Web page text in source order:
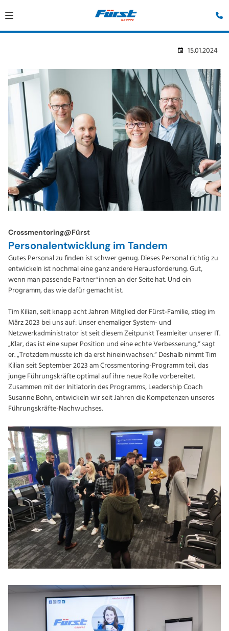
15.01.2024
Crossmentoring@Fürst
Personalentwicklung im Tandem
Gutes Personal zu finden ist schwer genug. Dieses Personal richtig zu
entwickeln ist nochmal eine ganz andere Herausforderung. Gut,
wenn man passende Partner*innen an der Seite hat. Und ein
Programm, das wie dafür gemacht ist.
Tim Kilian, seit knapp acht Jahren Mitglied der Fürst-Familie, stieg im
März 2023 bei uns auf: Unser ehemaliger System- und
Netzwerkadministrator ist seit diesem Zeitpunkt Teamleiter unserer IT.
„Klar, das ist eine super Position und eine echte Verbesserung,“ sagt
er. „Trotzdem musste ich da erst hineinwachsen.“ Deshalb nimmt Tim
Kilian seit September 2023 am Crossmentoring-Programm teil, das
junge Führungskräfte optimal auf ihre neue Rolle vorbereitet.
Zusammen mit der Initiatorin des Programms, Leadership Coach
Susanne Bohn, entwickeln wir seit Jahren die Kompetenzen unseres
Führungskräfte-Nachwuchses.